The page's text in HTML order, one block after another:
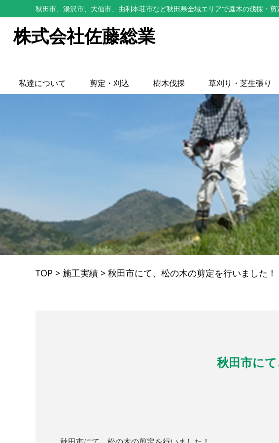
秋田市、湯沢市、大仙市、由利本荘市など秋田県全域エリアで庭木の伐採・
株式会社佐藤総業
私達について 剪定・刈込 樹木伐採 草刈り・芝生張り
TOP > 施工実績 > 秋田市にて、松の木の剪定を行いました！
秋田市に